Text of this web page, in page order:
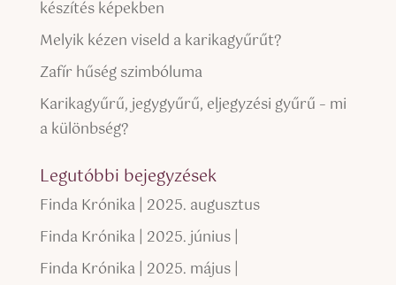
készítés képekben
Melyik kézen viseld a karikagyűrűt?
Zafír hűség szimbóluma
Karikagyűrű, jegygyűrű, eljegyzési gyűrű – mi
a különbség?
Legutóbbi bejegyzések
Finda Krónika | 2025. augusztus
Finda Krónika | 2025. június |
Finda Krónika | 2025. május |